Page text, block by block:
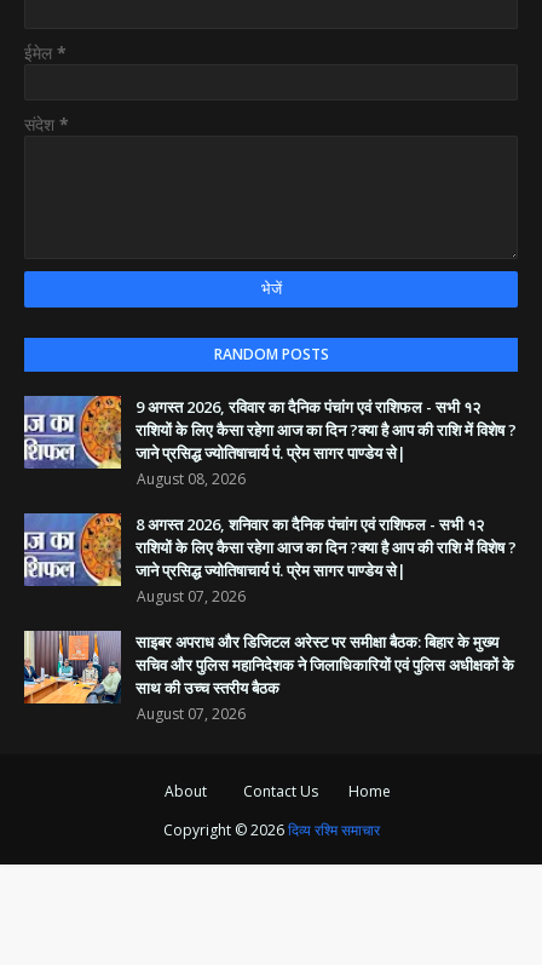
ईमेल *
संदेश *
RANDOM POSTS
9 अगस्त 2026, रविवार का दैनिक पंचांग एवं राशिफल - सभी १२
राशियों के लिए कैसा रहेगा आज का दिन ?क्या है आप की राशि में विशेष ?
जाने प्रसिद्ध ज्योतिषाचार्य पं. प्रेम सागर पाण्डेय से|
August 08, 2026
8 अगस्त 2026, शनिवार का दैनिक पंचांग एवं राशिफल - सभी १२
राशियों के लिए कैसा रहेगा आज का दिन ?क्या है आप की राशि में विशेष ?
जाने प्रसिद्ध ज्योतिषाचार्य पं. प्रेम सागर पाण्डेय से|
August 07, 2026
साइबर अपराध और डिजिटल अरेस्ट पर समीक्षा बैठक: बिहार के मुख्य
सचिव और पुलिस महानिदेशक ने जिलाधिकारियों एवं पुलिस अधीक्षकों के
साथ की उच्च स्तरीय बैठक
August 07, 2026
About Contact Us
Home
Copyright ©2026दिव्य रश्मि समाचार